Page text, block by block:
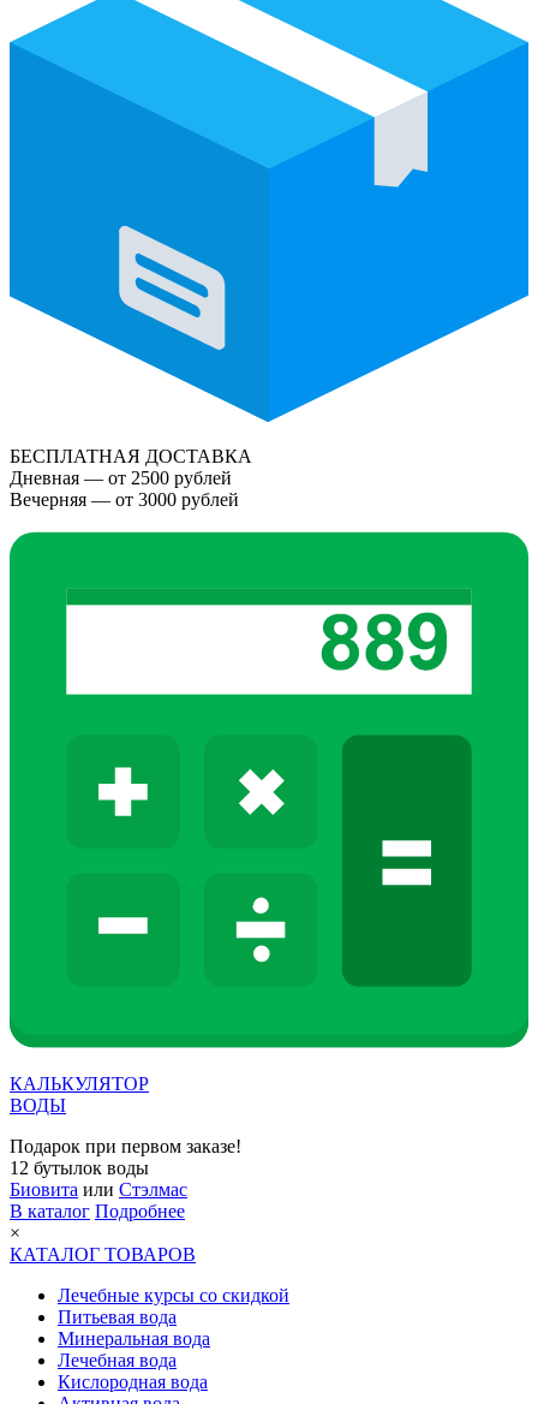
БЕСПЛАТНАЯ ДОСТАВКА
Дневная — от 2500 рублей
Вечерняя — от 3000 рублей
КАЛЬКУЛЯТОР
ВОДЫ
Подарок при первом заказе!
12 бутылок воды
Биовита или Стэлмас
В каталог Подробнее
×
КАТАЛОГ ТОВАРОВ
Лечебные курсы со скидкой
Питьевая вода
Минеральная вода
Лечебная вода
Кислородная вода